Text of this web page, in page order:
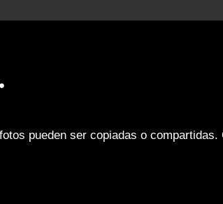
pueden ser copiadas o compartidas.